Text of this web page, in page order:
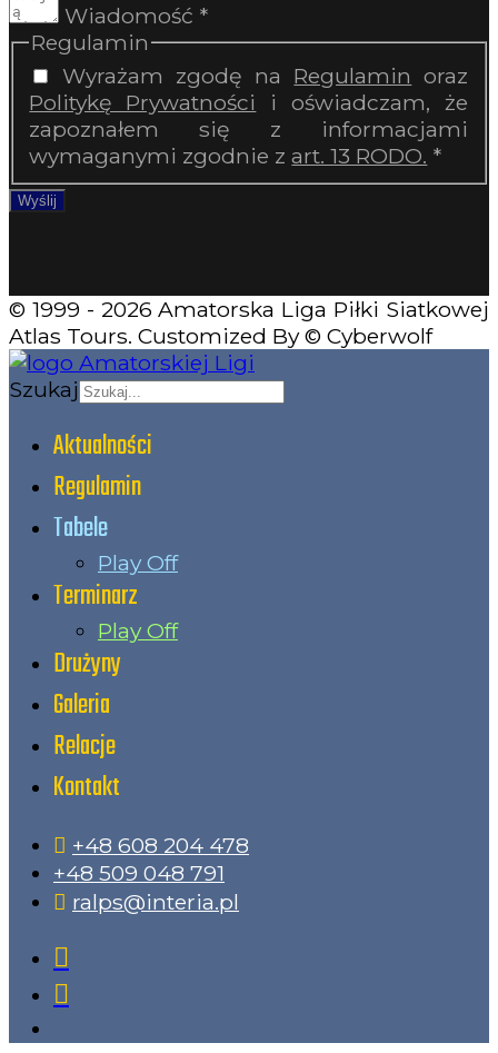
Wiadomość *
Regulamin
Wyrażam zgodę na Regulamin oraz
Politykę Prywatności i oświadczam, że
zapoznałem się z informacjami
wymaganymi zgodnie zart. 13 RODO. *
Wyślij
© 1999 - 2026 Amatorska Liga Piłki Siatkowej
Atlas Tours. Customized By © Cyberwolf
Szukaj
Aktualności
Regulamin
Tabele
Play Off
Terminarz
Play Off
Drużyny
Galeria
Relacje
Kontakt
+48 608 204 478
+48 509 048 791
ralps@interia.pl